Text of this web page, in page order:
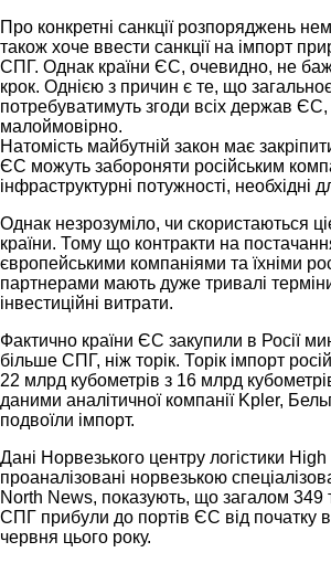
Про конкретні санкції розпоряджень
також хоче ввести санкції на імпорт
СПГ. Однак країни ЄС, очевидно, не
крок. Однією з причин є те, що
потребуватимуть згоди всіх держав
малоймовірно.
Натомість майбутній закон має
ЄС можуть забороняти російським
інфраструктурні потужності, необхідні
Однак незрозуміло, чи скористаються
країни. Тому що контракти на
європейськими компаніями та їхніми
партнерами мають дуже тривалі
інвестиційні витрати.
Фактично країни ЄС закупили в Росії
більше СПГ, ніж торік. Торік імпорт
22 млрд кубометрів з 16 млрд
даними аналітичної компанії Kpler,
подвоїли імпорт.
Дані Норвезького центру логістики
проаналізовані норвезькою
North News, показують, що загалом 349
СПГ прибули до портів ЄС від початку
червня цього року.